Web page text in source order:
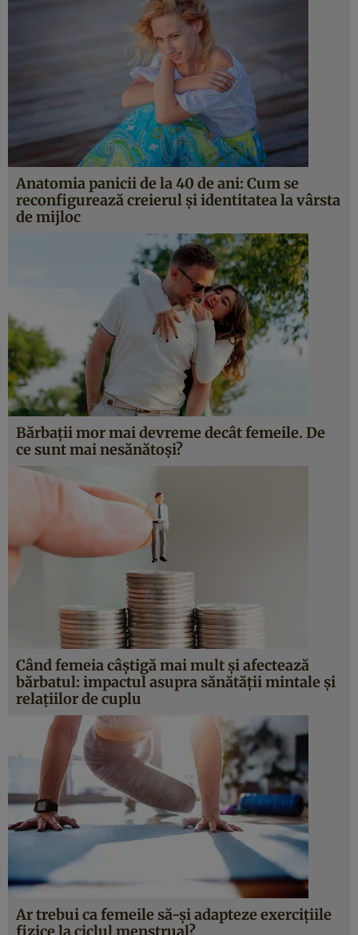
Anatomia panicii de la 40 de ani: Cum se
reconfigurează creierul și identitatea la vârsta
de mijloc
Bărbații mor mai devreme decât femeile. De
ce sunt mai nesănătoși?
Când femeia câștigă mai mult și afectează
bărbatul: impactul asupra sănătății mintale și
relațiilor de cuplu
Ar trebui ca femeile să-și adapteze exercițiile